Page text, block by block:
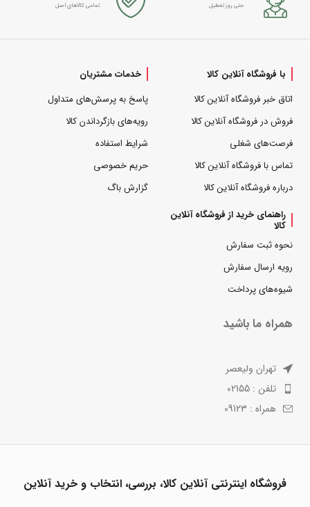
حتی روز تعطیل تمامی کالاهای اصل
با فروشگاه آنلاین کالا
اتاق خبر فروشگاه آنلاین کالا
فروش در فروشگاه آنلاین کالا
فرصت‌های شغلی
تماس با فروشگاه آنلاین کالا
درباره فروشگاه آنلاین کالا
خدمات مشتریان
پاسخ به پرسش‌های متداول
رویه‌های بازگرداندن کالا
شرایط استفاده
حریم خصوصی
گزارش باگ
راهنمای خرید از فروشگاه آنلاین
کالا
نحوه ثبت سفارش
رویه ارسال سفارش
شیوه‌های پرداخت
همراه ما باشید
تهران ولیعصر
تلفن : 02155
همراه : 09123
فروشگاه اینترنتی آنلاین کالا، بررسی، انتخاب و خرید آنلاین